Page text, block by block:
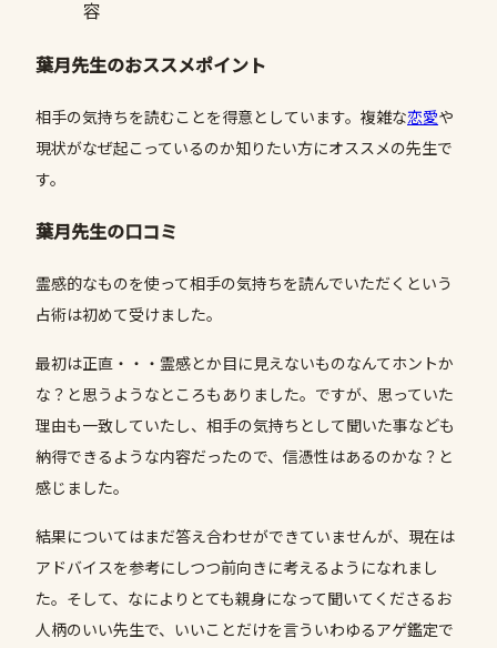
容
葉月先生のおススメポイント
相手の気持ちを読むことを得意としています。複雑な恋愛や
現状がなぜ起こっているのか知りたい方にオススメの先生で
す。
葉月先生の口コミ
霊感的なものを使って相手の気持ちを読んでいただくという
占術は初めて受けました。
最初は正直・・・霊感とか目に見えないものなんてホントか
な？と思うようなところもありました。ですが、思っていた
理由も一致していたし、相手の気持ちとして聞いた事なども
納得できるような内容だったので、信憑性はあるのかな？と
感じました。
結果についてはまだ答え合わせができていませんが、現在は
アドバイスを参考にしつつ前向きに考えるようになれまし
た。そして、なによりとても親身になって聞いてくださるお
人柄のいい先生で、いいことだけを言ういわゆるアゲ鑑定で